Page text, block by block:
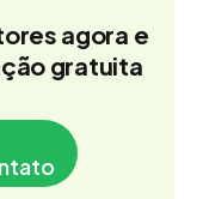
agora e
gratuita